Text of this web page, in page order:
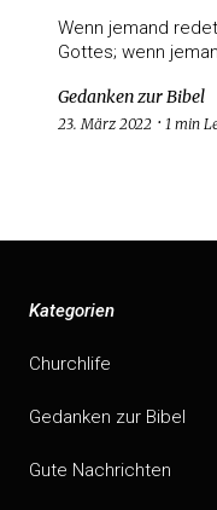
Wenn jemand
Gottes; wenn
Gedanken zur Bibel
23. März 2022 1 min
Kategorien
Churchlife
Gedanken zur Bibel
Gute Nachrichten